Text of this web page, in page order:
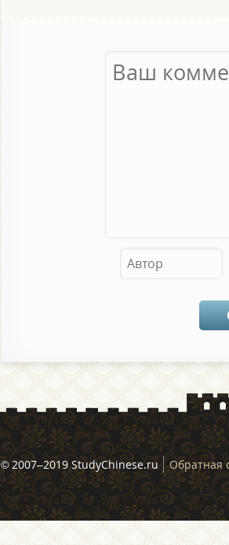
© 2007–2019 StudyChinese.ru Обратная